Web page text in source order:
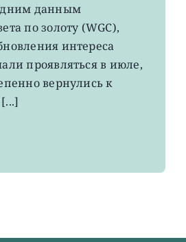
в
золотые
данным
по золоту (WGC),
интереса
проявляться в июле,
вернулись к